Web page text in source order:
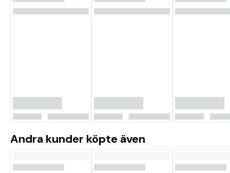
Andra kunder köpte även